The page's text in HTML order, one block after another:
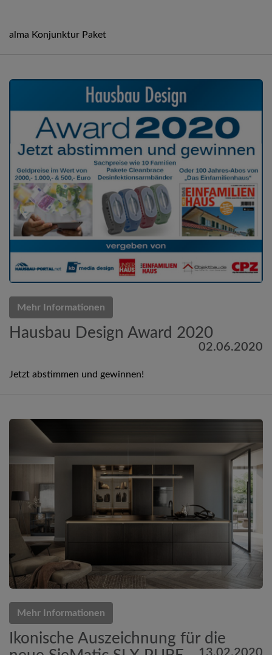
alma Konjunktur Paket
Mehr Informationen
Hausbau Design Award 2020
02.06.2020
Jetzt abstimmen und gewinnen!
Mehr Informationen
Ikonische Auszeichnung für die
13.02.2020